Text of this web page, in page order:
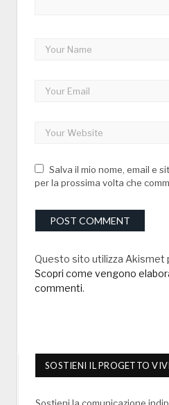
Salva il mio nome, email e
per la prossima volta che
Questo sito utilizza Akismet
Scopri come vengono
commenti.
SOSTIENI IL PROGETTO
Sostieni la comunicazione